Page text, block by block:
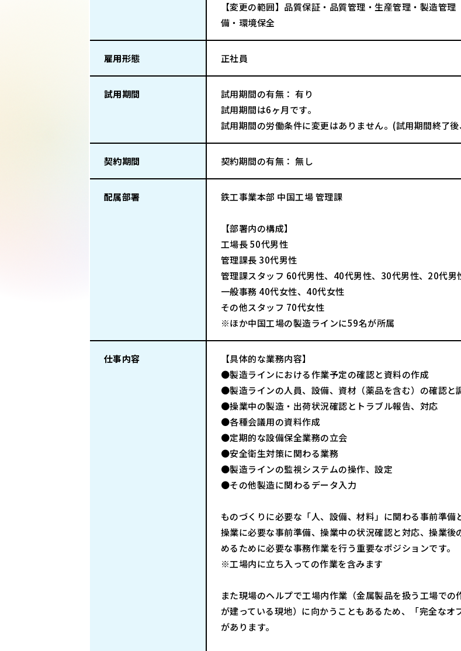
【変更の範囲】品質保証・品質管理・生産管理・製造管
備・環境保全
雇用形態 正社員
試用期間
試用期間の有無： 有り
試用期間は6ヶ月です。
試用期間の労働条件に変更はありません。(試用期間終了
契約期間 契約期間の有無： 無し
配属部署 鉄工事業本部 中国工場 管理課
【部署内の構成】
工場長 50代男性
管理課長 30代男性
管理課スタッフ 60代男性、40代男性、30代男性、20代男
一般事務 40代女性、40代女性
その他スタッフ 70代女性
※ほか中国工場の製造ラインに59名が所属
仕事内容
【具体的な業務内容】
●製造ラインにおける作業予定の確認と資料の作成
●製造ラインの人員、設備、資材（薬品を含む）の確認と
●操業中の製造・出荷状況確認とトラブル報告、対応
●各種会議用の資料作成
●定期的な設備保全業務の立会
●安全衛生対策に関わる業務
●製造ラインの監視システムの操作、設定
●その他製造に関わるデータ入力
ものづくりに必要な「人、設備、材料」に関わる事前準備
操業に必要な事前準備、操業中の状況確認と対応、操業
めるために必要な事務作業を行う重要なポジションです。
※工場内に立ち入っての作業を含みます
また現場のヘルプで工場内作業（金属製品を扱う工場で
が建っている現地）に向かうこともあるため、「完全な
があります。